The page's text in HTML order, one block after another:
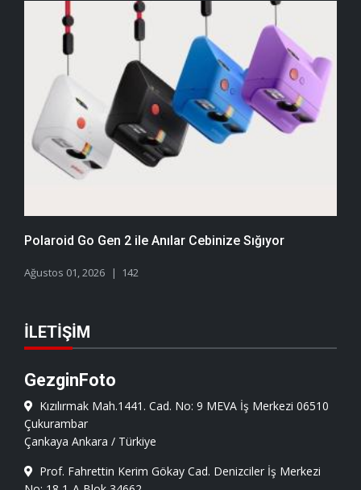
Polaroid Go Gen 2 ile Anılar Cebinize Sığıyor
Ağustos 01, 2026 142
İLETIŞIM
GezginFoto
Kızılırmak Mah.1441. Cad. No: 9 MEVA İş Merkezi 06510
Çukurambar
Çankaya Ankara / Türkiye
Prof. Fahrettin Kerim Gökay Cad. Denizciler İş Merkezi